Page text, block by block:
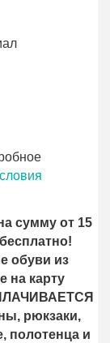
сумму от 15
обуви из
на карту
рюкзаки,
полотенца и